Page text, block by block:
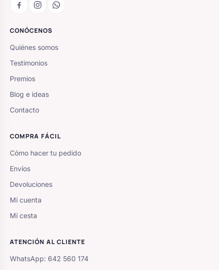
CONÓCENOS
Quiénes somos
Testimonios
Premios
Blog e ideas
Contacto
COMPRA FÁCIL
Cómo hacer tu pedido
Envíos
Devoluciones
Mi cuenta
Mi cesta
ATENCIÓN AL CLIENTE
WhatsApp: 642 560 174